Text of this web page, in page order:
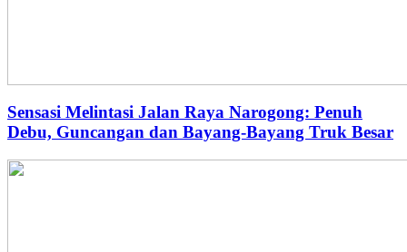
Sensasi Melintasi Jalan Raya Narogong: Penuh
Debu, Guncangan dan Bayang-Bayang Truk Besar